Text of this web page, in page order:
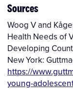
Sources
Woog V and
Health Needs of
Developing
New York:
https://
young-